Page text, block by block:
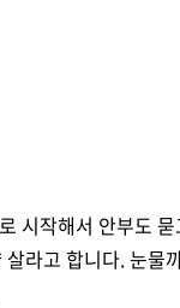
시작해서 안부도
라고 합니다. 눈물